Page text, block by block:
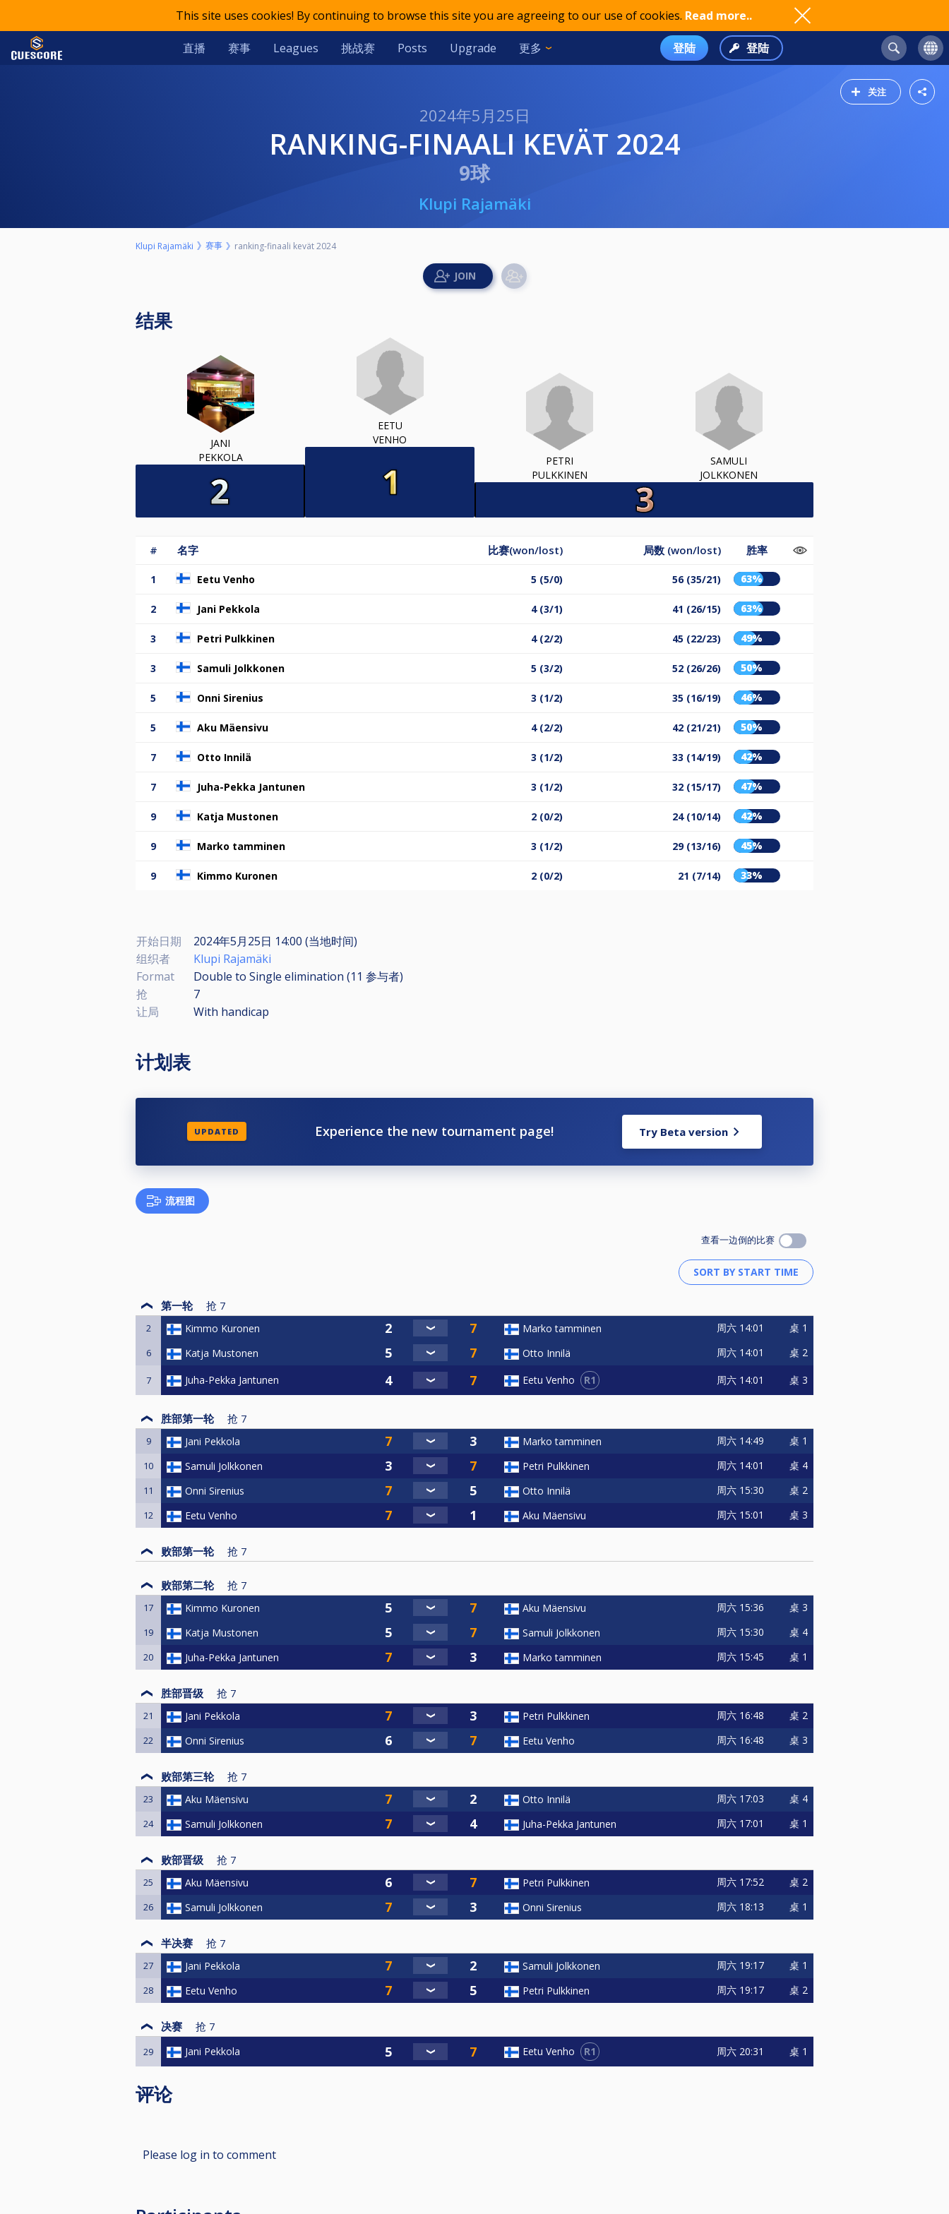
This site uses cookies! By continuing to browse this site you are agreeing to our use of cookies. Read more..
直播 赛事 Leagues 挑战赛 Posts Upgrade 更多 登陆 登陆
关注
2024年5月25日
RANKING-FINAALI KEVÄT 2024
9球
Klupi Rajamäki
Klupi Rajamäki 赛事 ranking-finaali kevät 2024
结果
JANI
PEKKOLA
EETU
VENHO
PETRI
PULKKINEN
SAMULI
JOLKKONEN
# 名字 比赛(won/lost) 局数 (won/lost) 胜率
1 Eetu Venho 5 (5/0) 56 (35/21) 63%
2 Jani Pekkola 4 (3/1) 41 (26/15) 63%
3 Petri Pulkkinen 4 (2/2) 45 (22/23) 49%
3 Samuli Jolkkonen 5 (3/2) 52 (26/26) 50%
5 Onni Sirenius 3 (1/2) 35 (16/19) 46%
5 Aku Mäensivu 4 (2/2) 42 (21/21) 50%
7 Otto Innilä 3 (1/2) 33 (14/19) 42%
7 Juha-Pekka Jantunen 3 (1/2) 32 (15/17) 47%
9 Katja Mustonen 2 (0/2) 24 (10/14) 42%
9 Marko tamminen 3 (1/2) 29 (13/16) 45%
9 Kimmo Kuronen 2 (0/2) 21 (7/14) 33%
开始日期
2024年5月25日 14:00 (当地时间)
组织者
Klupi Rajamäki
Format
Double to Single elimination (11 参与者)
抢
7
让局
With handicap
计划表
UPDATED Experience the new tournament page! Try Beta version
流程图
查看一边倒的比赛
第一轮 抢 7
2 Kimmo Kuronen Marko tamminen 周六 14:01 桌 1
6 Katja Mustonen Otto Innilä 周六 14:01 桌 2
7 Juha-Pekka Jantunen Eetu Venho R1 周六 14:01 桌 3
胜部第一轮 抢 7
9 Jani Pekkola Marko tamminen 周六 14:49 桌 1
10 Samuli Jolkkonen Petri Pulkkinen 周六 14:01 桌 4
11 Onni Sirenius Otto Innilä 周六 15:30 桌 2
12 Eetu Venho Aku Mäensivu 周六 15:01 桌 3
败部第一轮 抢 7
败部第二轮 抢 7
17 Kimmo Kuronen Aku Mäensivu 周六 15:36 桌 3
19 Katja Mustonen Samuli Jolkkonen 周六 15:30 桌 4
20 Juha-Pekka Jantunen Marko tamminen 周六 15:45 桌 1
胜部晋级 抢 7
21 Jani Pekkola Petri Pulkkinen 周六 16:48 桌 2
22 Onni Sirenius Eetu Venho 周六 16:48 桌 3
败部第三轮 抢 7
23 Aku Mäensivu Otto Innilä 周六 17:03 桌 4
24 Samuli Jolkkonen Juha-Pekka Jantunen 周六 17:01 桌 1
败部晋级 抢 7
25 Aku Mäensivu Petri Pulkkinen 周六 17:52 桌 2
26 Samuli Jolkkonen Onni Sirenius 周六 18:13 桌 1
半决赛 抢 7
27 Jani Pekkola Samuli Jolkkonen 周六 19:17 桌 1
28 Eetu Venho Petri Pulkkinen 周六 19:17 桌 2
决赛 抢 7
29 Jani Pekkola Eetu Venho R1 周六 20:31 桌 1
评论
Please log in to comment